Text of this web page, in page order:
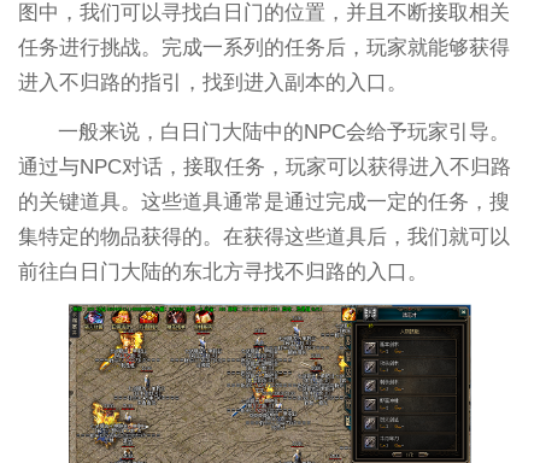
图中，我们可以寻找白日门的位置，并且不断接取相关
任务进行挑战。完成一系列的任务后，玩家就能够获得
进入不归路的指引，找到进入副本的入口。
一般来说，白日门大陆中的NPC会给予玩家引导。
通过与NPC对话，接取任务，玩家可以获得进入不归路
的关键道具。这些道具通常是通过完成一定的任务，搜
集特定的物品获得的。在获得这些道具后，我们就可以
前往白日门大陆的东北方寻找不归路的入口。